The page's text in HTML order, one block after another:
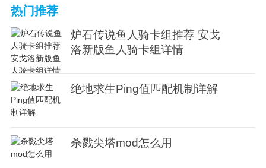
热门推荐
炉石传说鱼人骑卡组推荐 安戈
洛新版鱼人骑卡组详情
绝地求生Ping值匹配机制详解
杀戮尖塔mod怎么用